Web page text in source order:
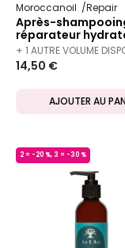
Moroccanoil Repair
Après-
réparateur
ml
+ 1 AUTRE VOLUME
14,50 €
AJOUTER AU
2 = -20 %, 3 = -30 %